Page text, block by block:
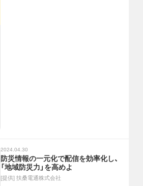
2024.04.30
防災情報の一元化で配信を効率化し、
「地域防災力」を高めよ
[提供] 扶桑電通株式会社